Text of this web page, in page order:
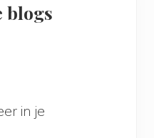
blogs
in je